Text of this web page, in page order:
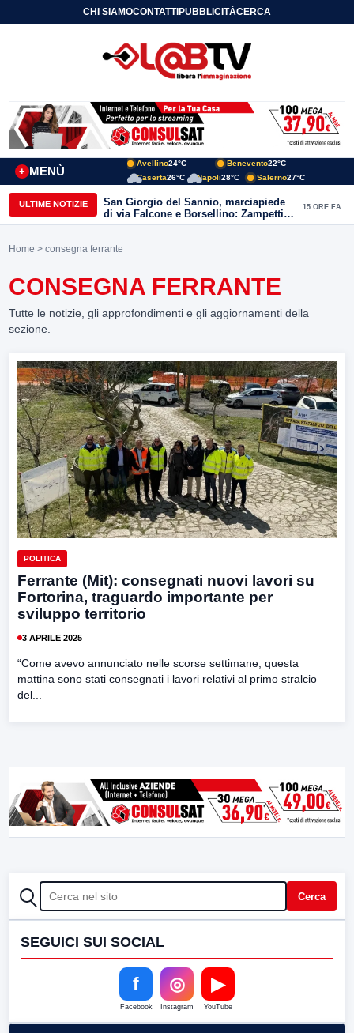
CHI SIAMOCONTATTIPUBBLICITÀCERCA
MENÙ
+
Avellino24°C Benevento22°C
Caserta26°C Napoli28°C Salerno27°C
ULTIME NOTIZIE
San Giorgio del Sannio, marciapiede
di via Falcone e Borsellino: Zampetti e
Lombardi replicano alle polemiche
15 ORE FA
Home > consegna ferrante
CONSEGNA FERRANTE
Tutte le notizie, gli approfondimenti e gli aggiornamenti della
sezione.
POLITICA
Ferrante (Mit): consegnati nuovi lavori su
Fortorina, traguardo importante per
sviluppo territorio
3 APRILE 2025
“Come avevo annunciato nelle scorse settimane, questa
mattina sono stati consegnati i lavori relativi al primo stralcio
del...
CERCA Cerca
SEGUICI SUI SOCIAL
f
Facebook
◎
Instagram
▶
YouTube